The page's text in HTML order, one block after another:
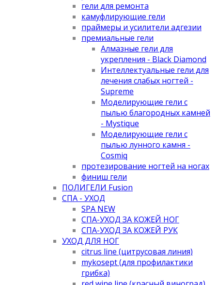
гели для ремонта
камуфлирующие гели
праймеры и усилители адгезии
премиальные гели
Алмазные гели для
укрепления - Black Diamond
Интеллектуальные гели для
лечения слабых ногтей -
Supreme
Моделирующие гели с
пылью благородных камней
- Mystique
Моделирующие гели с
пылью лунного камня -
Cosmiq
протезирование ногтей на ногах
финиш гели
ПОЛИГЕЛИ Fusion
СПА - УХОД
SPA NEW
СПА-УХОД ЗА КОЖЕЙ НОГ
СПА-УХОД ЗА КОЖЕЙ РУК
УХОД ДЛЯ НОГ
citrus line (цитрусовая линия)
mykosept (для профилактики
грибка)